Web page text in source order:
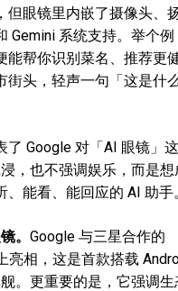
但眼镜里内嵌了摄像头、
Gemini 系统支持。举个例
能帮你识别菜名、推荐更
街头，轻声一句「这是什
Google 对「AI 眼镜」
，也不强调娱乐，而是想
、能看、能回应的 AI 助手
。 Google 与三星合作的
亮相，这是首款搭载
。更重要的是，它强调生